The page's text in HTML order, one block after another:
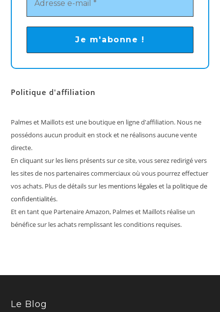
Politique d'affiliation
Palmes et Maillots est une boutique en ligne d'affiliation. Nous ne
possédons aucun produit en stock et ne réalisons aucune vente
directe.
En cliquant sur les liens présents sur ce site, vous serez redirigé vers
les sites de nos partenaires commerciaux où vous pourrez effectuer
vos achats. Plus de détails sur les mentions légaleset la politique de
confidentialités.
Et en tant que Partenaire Amazon, Palmes et Maillots réalise un
bénéfice sur les achats remplissant les conditions requises.
Le Blog